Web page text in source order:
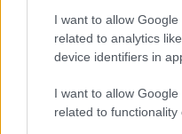
I want to allow
related to analytics
device identifiers in
I want to allow
related to functionality
Κόσμος|04.11.2022
Σαλάχ
παντρεύτηκε
τηλεφώνου -
μακελάρης του